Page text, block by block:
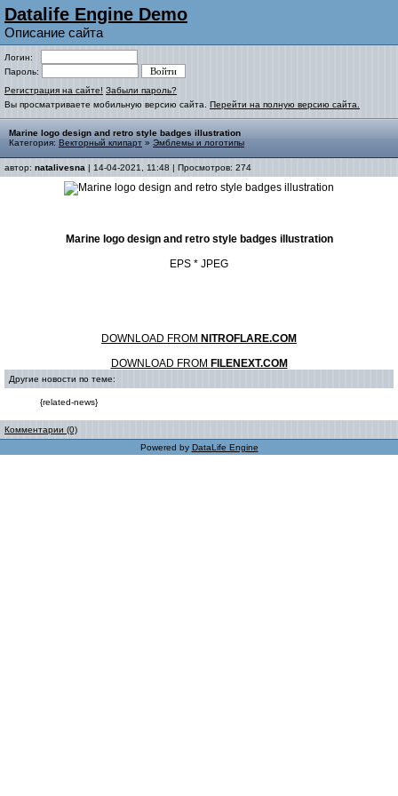
Datalife Engine Demo
Описание сайта
Логин:
Пароль:
Регистрация на сайте! Забыли пароль?
Вы просматриваете мобильную версию сайта. Перейти на полную версию сайта.
Marine logo design and retro style badges illustration
Категория: Векторный клипарт » Эмблемы и логотипы
автор: natalivesna | 14-04-2021, 11:48 | Просмотров: 274
Marine logo design and retro style badges illustration
EPS * JPEG
DOWNLOAD FROM NITROFLARE.COM
DOWNLOAD FROM FILENEXT.COM
Другие новости по теме:
{related-news}
Комментарии (0)
Powered by DataLife Engine